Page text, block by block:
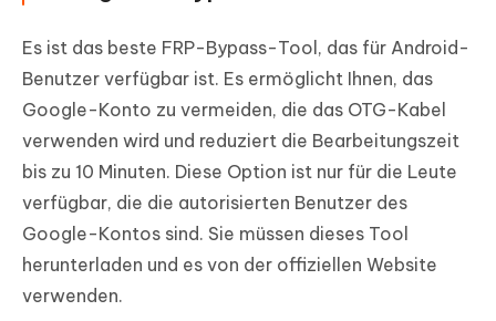
Es ist das beste FRP-Bypass-Tool, das für Android-
Benutzer verfügbar ist. Es ermöglicht Ihnen, das
Google-Konto zu vermeiden, die das OTG-Kabel
verwenden wird und reduziert die Bearbeitungszeit
bis zu 10 Minuten. Diese Option ist nur für die Leute
verfügbar, die die autorisierten Benutzer des
Google-Kontos sind. Sie müssen dieses Tool
herunterladen und es von der offiziellen Website
verwenden.